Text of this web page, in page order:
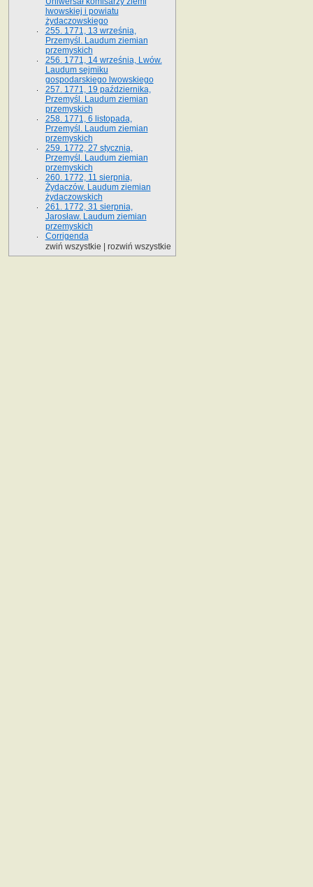
lwowskiej i powiatu
żydaczowskiego
255. 1771, 13 września,
Przemyśl. Laudum ziemian
przemyskich
256. 1771, 14 września, Lwów.
Laudum sejmiku
gospodarskiego lwowskiego
257. 1771, 19 października,
Przemyśl. Laudum ziemian
przemyskich
258. 1771, 6 listopada,
Przemyśl. Laudum ziemian
przemyskich
259. 1772, 27 stycznia,
Przemyśl. Laudum ziemian
przemyskich
260. 1772, 11 sierpnia,
Żydaczów. Laudum ziemian
żydaczowskich
261. 1772, 31 sierpnia,
Jarosław. Laudum ziemian
przemyskich
Corrigenda
zwiń wszystkie
rozwiń wszystkie